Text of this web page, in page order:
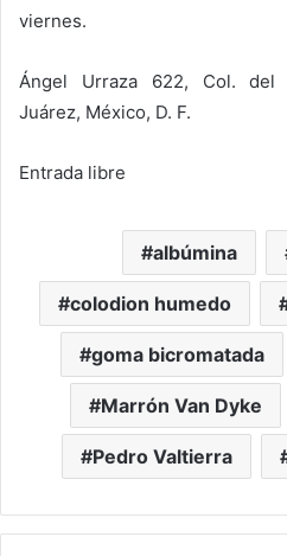
viernes.
Ángel Urraza 622, Col. del
Juárez, México, D. F.
Entrada libre
albúmina
colodion humedo
goma bicromatada
Marrón Van Dyke
Pedro Valtierra